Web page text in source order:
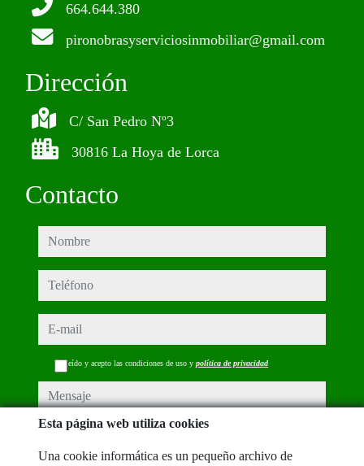
664.644.380
pironobrasyserviciosinmobiliar@gmail.com
Dirección
C/ San Pedro Nº3
30816 La Hoya de Lorca
Contacto
nombre
teléfono
e-mail
He leído y acepto las condiciones de uso y política de privacidad
mensaje
Esta página web utiliza cookies
Una cookie informática es un pequeño archivo de